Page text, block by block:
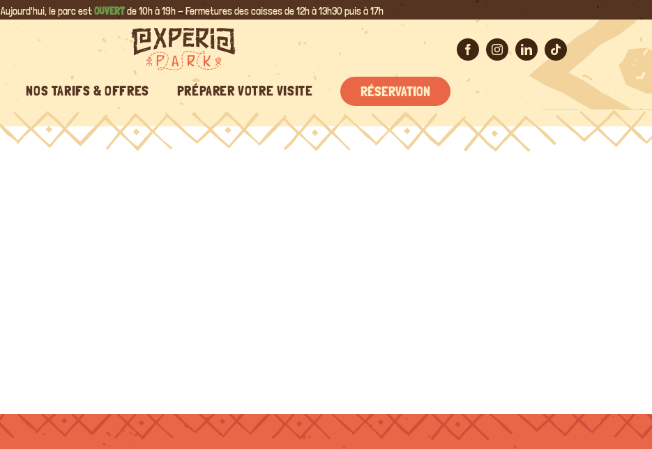
Aujourd'hui, le parc estOUVERTde 10h à 19h - Fermetures des caisses de 12h à 13h30 puis à 17h
NOS TARIFS & OFFRES PRÉPARER VOTRE VISITE RÉSERVATION